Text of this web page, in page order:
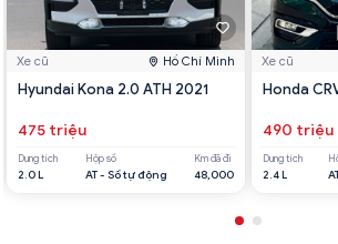
Xe cũ Hồ Chí Minh
Hyundai Kona 2.0 ATH 2021
475 triệu
Dung tích
2.0 L
Hộp số
AT - Số tự động
Km đã đi
48,000
Xe cũ
Honda
490 triệu
Dung tích
2.4 L